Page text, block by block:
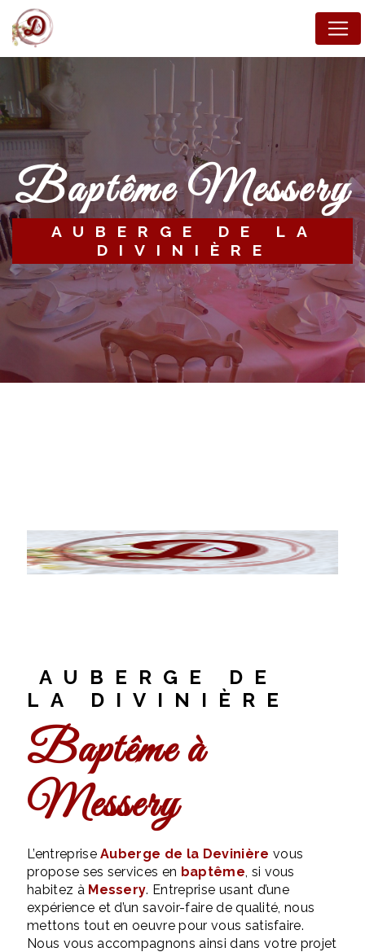
baptême Messery
AUBERGE DE LA
DIVINIÈRE
AUBERGE DE
LA DIVINIÈRE
baptême à
Messery
L’entrepriseAuberge de la Devinière vous
propose ses services en baptême, si vous
habitez à Messery. Entreprise usant d’une
expérience et d’un savoir-faire de qualité, nous
mettons tout en oeuvre pour vous satisfaire.
Nous vous accompagnons ainsi dans votre projet
Panneau de gestion des cookies